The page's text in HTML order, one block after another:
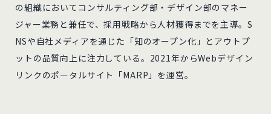
の組織においてコンサルティング部・デザイン部のマネー
ジャー業務と兼任で、採用戦略から人材獲得までを主導。S
NSや自社メディアを通じた「知のオープン化」とアウトプ
ットの品質向上に注力している。2021年からWebデザイン
リンクのポータルサイト「MARP」を運営。